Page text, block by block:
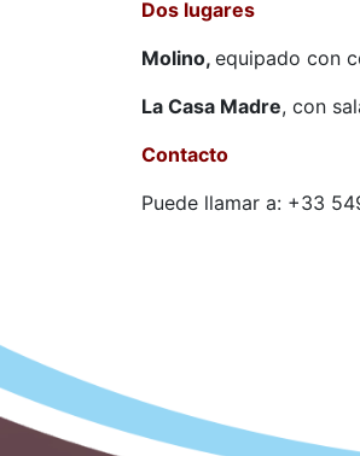
Dos lugares
Molino, equipado con
La Casa Madre, con
Contacto
Puede llamar a: +33